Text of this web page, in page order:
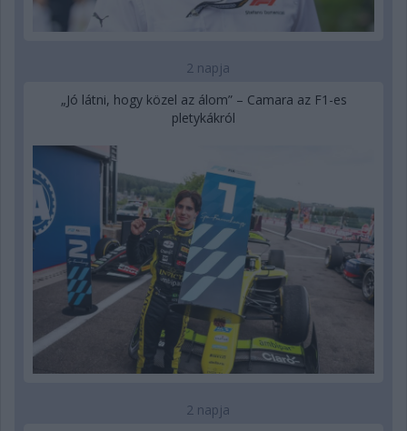
2 napja
„Jó látni, hogy közel az álom” – Camara az F1-es
pletykákról
2 napja